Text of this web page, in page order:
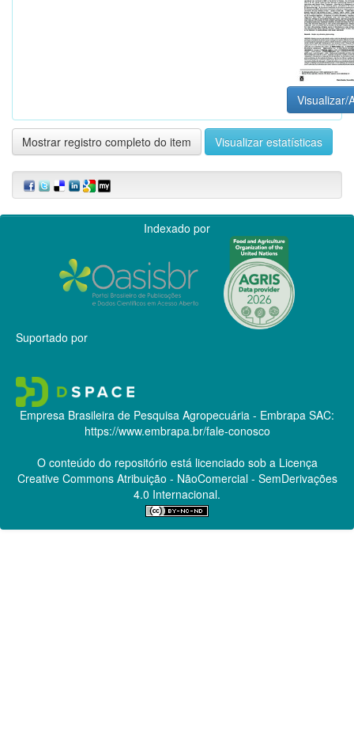
Visualizar/
Mostrar registro completo do item Visualizar estatísticas
Indexado por
Suportado por
Empresa Brasileira de Pesquisa Agropecuária - Embrapa SAC:
https://www.embrapa.br/fale-conosco
O conteúdo do repositório está licenciado sob a Licença
Creative CommonsAtribuição - NãoComercial - SemDerivações
4.0 Internacional.